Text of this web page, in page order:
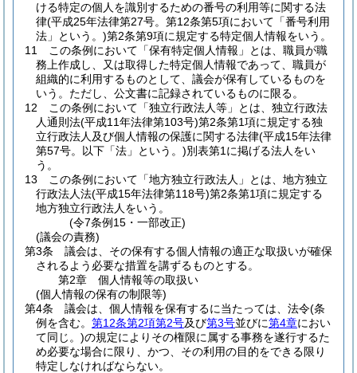
ける特定の個人を識別するための番号の利用等に関する法
律(平成25年法律第27号。第12条第5項において「番号利用
法」という。)第2条第9項に規定する特定個人情報をいう。
11
この条例において「保有特定個人情報」とは、職員が職
務上作成し、又は取得した特定個人情報であって、職員が
組織的に利用するものとして、議会が保有しているものを
いう。 ただし、公文書に記録されているものに限る。
12
この条例において「独立行政法人等」とは、独立行政法
人通則法(平成11年法律第103号)第2条第1項に規定する独
立行政法人及び個人情報の保護に関する法律(平成15年法律
第57号。以下「法」という。)別表第1に掲げる法人をい
う。
13
この条例において「地方独立行政法人」とは、地方独立
行政法人法(平成15年法律第118号)第2条第1項に規定する
地方独立行政法人をいう。
(令7条例15・一部改正)
(議会の責務)
第3条
議会は、その保有する個人情報の適正な取扱いが確保
されるよう必要な措置を講ずるものとする。
第2章
個人情報等の取扱い
(個人情報の保有の制限等)
第4条
議会は、個人情報を保有するに当たっては、法令(条
例を含む。 第12条第2項第2号及び第3号並びに第4章におい
て同じ。)の規定によりその権限に属する事務を遂行するた
め必要な場合に限り、かつ、その利用の目的をできる限り
特定しなければならない。